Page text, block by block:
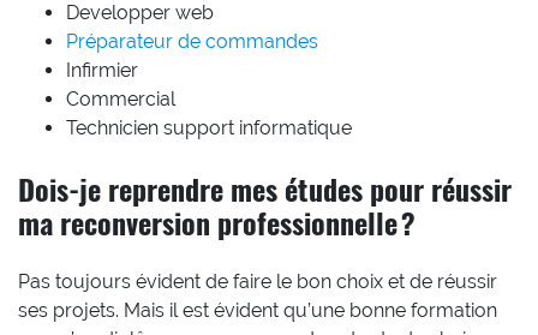
Developper web
Préparateur de commandes
Infirmier
Commercial
Technicien support informatique
Dois-je reprendre mes études pour réussir
ma reconversion professionnelle ?
Pas toujours évident de faire le bon choix et de réussir
ses projets. Mais il est évident qu’une bonne formation